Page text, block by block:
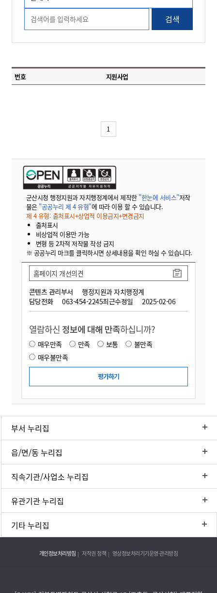
검색
번호 지원사업
1
군산시청 행정지원과 자치행정계에서 제작한 "한눈에 서비스"저작
물은 "공공누리 제 4 유형"에 따라 이용 할 수 있습니다.
제 4 유형: 출처표시+상업적 이용금지+변경금지
출처표시
비상업적 이용만 가능
변형 등 2차적 저작물 작성 금지
※ 공공누리 마크를 클릭하시면 상세내용을 확인 하실 수 있습니다.
콘텐츠 관리부서
행정지원과 자치행정계
담당전화
063-454-2245최근수정일 2025-02-06
홈페이지 개선의견
열람하신 정보에 대해 만족하십니까?
매우만족 만족 보통
불만족
매우불만족
부서 누리집
읍/면/동 누리집
직속기관/사업소 누리집
유관기관 누리집
기타 누리집
개인정보처리방침 저작권 정책 영상정보처리기기운영·관리방침